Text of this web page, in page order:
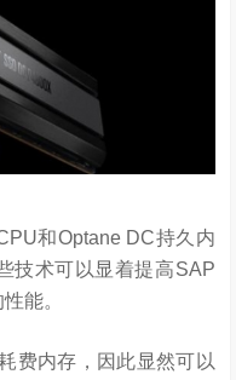
和Optane DC持久内
技术可以显着提高SAP
能。
费内存，因此显然可以